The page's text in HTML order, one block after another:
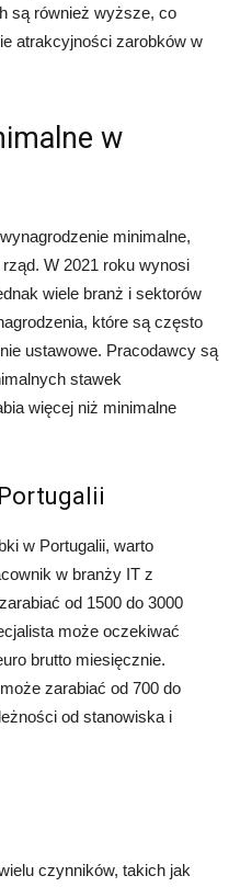
są również wyższe, co
atrakcyjności zarobków w
w
minimalne,
W 2021 roku wynosi
wiele branż i sektorów
które są często
ustawowe. Pracodawcy są
stawek
więcej niż minimalne
w Portugalii, warto
w branży IT z
od 1500 do 3000
może oczekiwać
brutto miesięcznie.
zarabiać od 700 do
od stanowiska i
czynników, takich jak